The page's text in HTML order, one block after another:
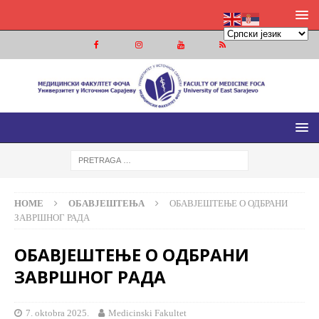
МЕДИЦИНСКИ ФАКУЛТЕТ ФОЧА
МЕДИЦИНСКИ ФАКУЛТЕТ УНИВЕРЗИТЕТА У ИСТОЧНОМ
HOME ОБАВЈЕШТЕЊА
ОБАВЈЕШТЕЊЕ О ОДБРАНИ
ЗАВРШНОГ РАДА
ОБАВЈЕШТЕЊЕ О ОДБРАНИ
ЗАВРШНОГ РАДА
7. oktobra 2025. Medicinski Fakultet